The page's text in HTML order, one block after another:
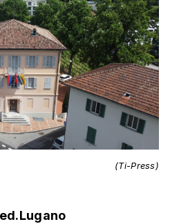
(Ti-Press)